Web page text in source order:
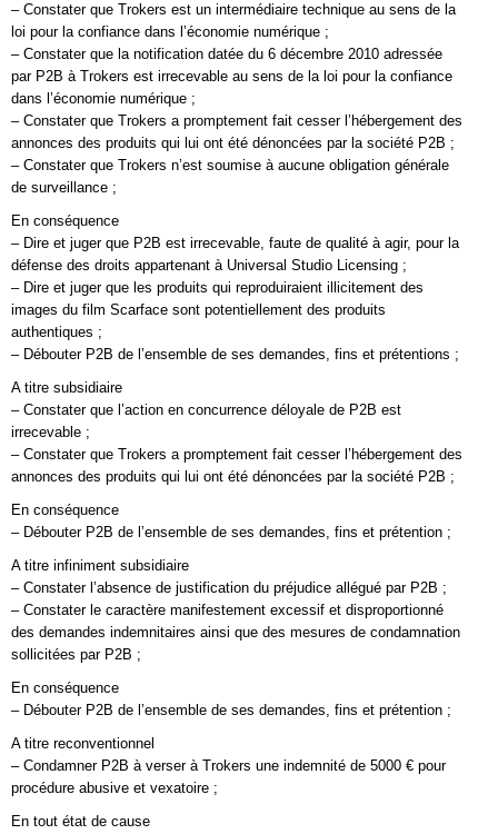
– Constater que Trokers est un intermédiaire technique au sens de la
loi pour la confiance dans l’économie numérique ;
– Constater que la notification datée du 6 décembre 2010 adressée
par P2B à Trokers est irrecevable au sens de la loi pour la confiance
dans l’économie numérique ;
– Constater que Trokers a promptement fait cesser l’hébergement des
annonces des produits qui lui ont été dénoncées par la société P2B ;
– Constater que Trokers n’est soumise à aucune obligation générale
de surveillance ;
En conséquence
– Dire et juger que P2B est irrecevable, faute de qualité à agir, pour la
défense des droits appartenant à Universal Studio Licensing ;
– Dire et juger que les produits qui reproduiraient illicitement des
images du film Scarface sont potentiellement des produits
authentiques ;
– Débouter P2B de l’ensemble de ses demandes, fins et prétentions ;
A titre subsidiaire
– Constater que l’action en concurrence déloyale de P2B est
irrecevable ;
– Constater que Trokers a promptement fait cesser l’hébergement des
annonces des produits qui lui ont été dénoncées par la société P2B ;
En conséquence
– Débouter P2B de l’ensemble de ses demandes, fins et prétention ;
A titre infiniment subsidiaire
– Constater l’absence de justification du préjudice allégué par P2B ;
– Constater le caractère manifestement excessif et disproportionné
des demandes indemnitaires ainsi que des mesures de condamnation
sollicitées par P2B ;
En conséquence
– Débouter P2B de l’ensemble de ses demandes, fins et prétention ;
A titre reconventionnel
– Condamner P2B à verser à Trokers une indemnité de 5000 € pour
procédure abusive et vexatoire ;
En tout état de cause